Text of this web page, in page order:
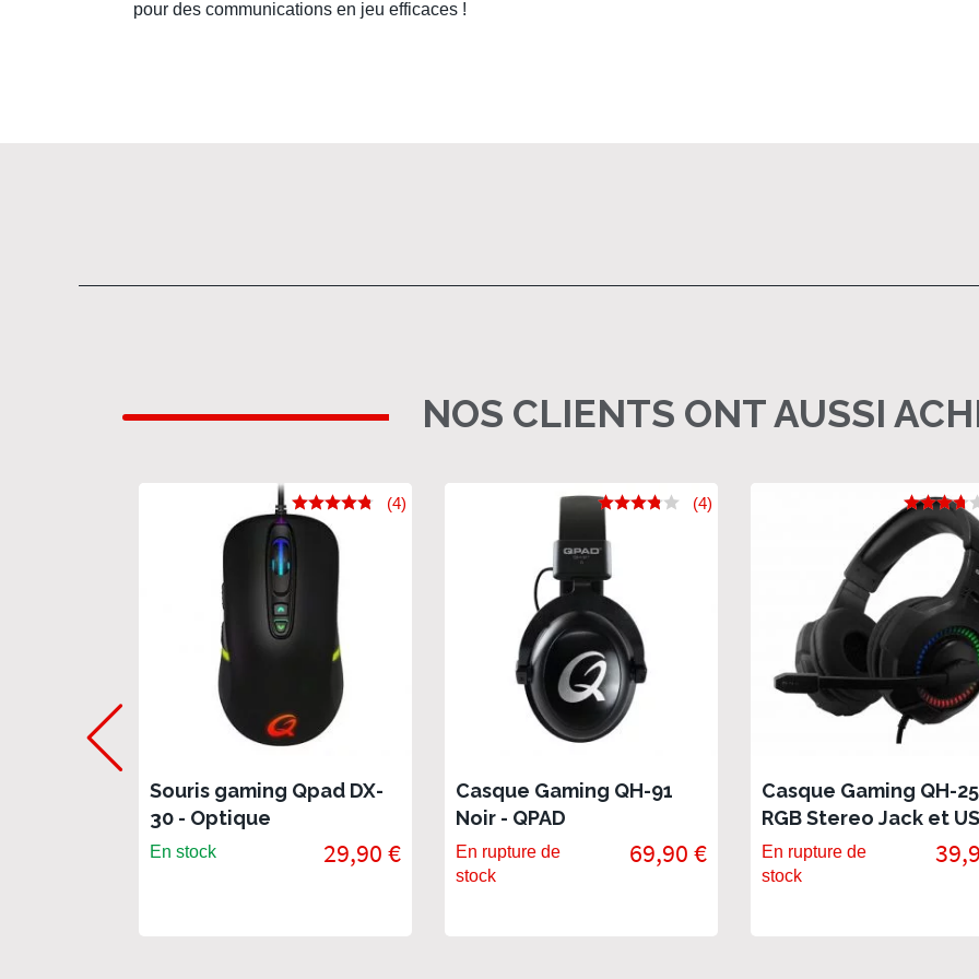
pour des communications en jeu efficaces !
NOS CLIENTS ONT AUSSI
Souris gaming Qpad DX-
30 - Optique
(4)
En stock 29,90 €
Casque Gaming QH-91
Noir - QPAD
(4)
En rupture de
stock
69,90 €
Casque Gaming QH-25
RGB Stereo Jack et
7.1 - QPAD
En rupture de
stock